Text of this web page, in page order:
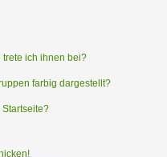
ich ihnen bei?
farbig dargestellt?
Startseite?